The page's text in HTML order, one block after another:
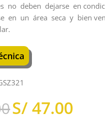
no deben dejarse en
en un área seca y bien
S/47.00